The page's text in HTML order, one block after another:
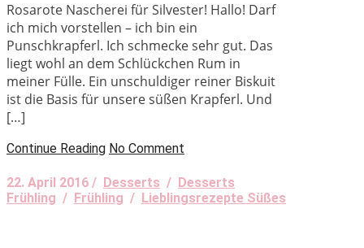
Rosarote Nascherei für Silvester! Hallo! Darf
ich mich vorstellen – ich bin ein
Punschkrapferl. Ich schmecke sehr gut. Das
liegt wohl an dem Schlückchen Rum in
meiner Fülle. Ein unschuldiger reiner Biskuit
ist die Basis für unsere süßen Krapferl. Und
[…]
Continue Reading No Comment
22. April 2016 / Desserts / Desserts
Frühling / Frühling / Lieblingsrezepte Süßes